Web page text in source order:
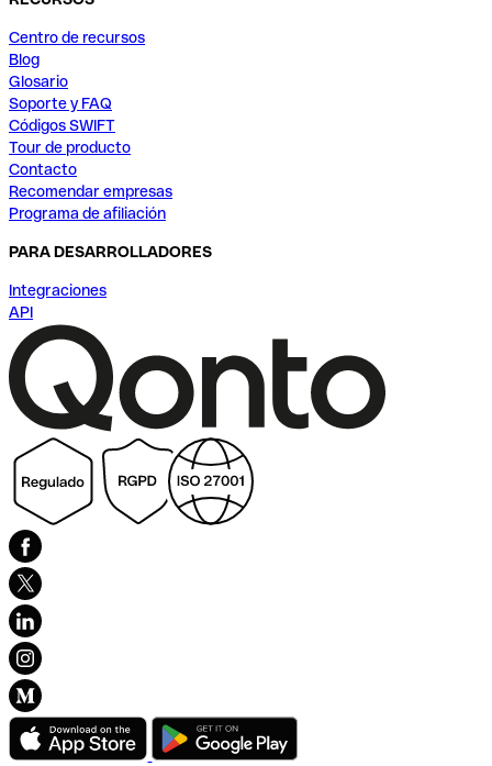
Centro de recursos
Blog
Glosario
Soporte y FAQ
Códigos SWIFT
Tour de producto
Contacto
Recomendar empresas
Programa de afiliación
PARA DESARROLLADORES
Integraciones
API